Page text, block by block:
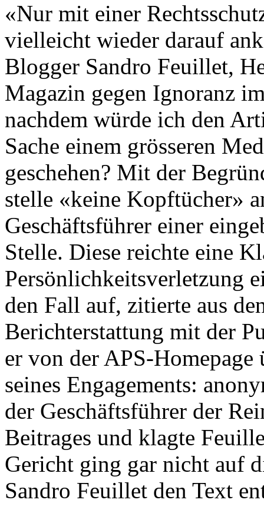
«Nur mit einer
vielleicht wieder darauf
Blogger Sandro Feuillet,
Magazin gegen Ignoranz
nachdem würde ich den
Sache einem grösseren
geschehen? Mit der
stelle «keine Kopftücher»
Geschäftsführer einer
Stelle. Diese reichte eine
Persönlichkeitsverletzung
den Fall auf, zitierte aus
Berichterstattung mit der
er von der APS-
seines Engagements:
der Geschäftsführer der
Beitrages und klagte
Gericht ging gar nicht auf
Sandro Feuillet den Text